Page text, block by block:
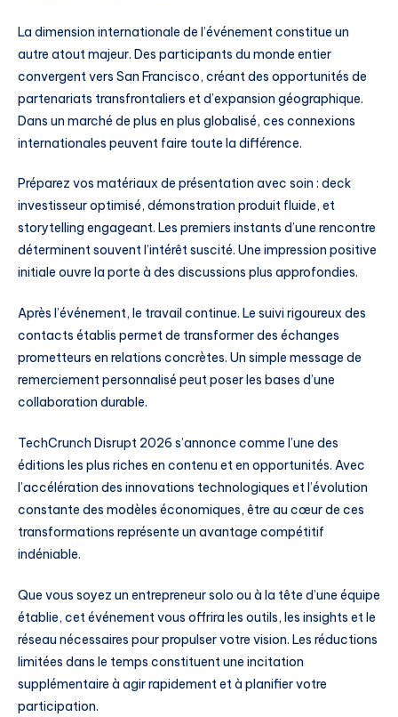
La dimension internationale de l’événement constitue un
autre atout majeur. Des participants du monde entier
convergent vers San Francisco, créant des opportunités de
partenariats transfrontaliers et d’expansion géographique.
Dans un marché de plus en plus globalisé, ces connexions
internationales peuvent faire toute la différence.
Préparez vos matériaux de présentation avec soin : deck
investisseur optimisé, démonstration produit fluide, et
storytelling engageant. Les premiers instants d’une rencontre
déterminent souvent l’intérêt suscité. Une impression positive
initiale ouvre la porte à des discussions plus approfondies.
Après l’événement, le travail continue. Le suivi rigoureux des
contacts établis permet de transformer des échanges
prometteurs en relations concrètes. Un simple message de
remerciement personnalisé peut poser les bases d’une
collaboration durable.
TechCrunch Disrupt 2026 s’annonce comme l’une des
éditions les plus riches en contenu et en opportunités. Avec
l’accélération des innovations technologiques et l’évolution
constante des modèles économiques, être au cœur de ces
transformations représente un avantage compétitif
indéniable.
Que vous soyez un entrepreneur solo ou à la tête d’une équipe
établie, cet événement vous offrira les outils, les insights et le
réseau nécessaires pour propulser votre vision. Les réductions
limitées dans le temps constituent une incitation
supplémentaire à agir rapidement et à planifier votre
participation.